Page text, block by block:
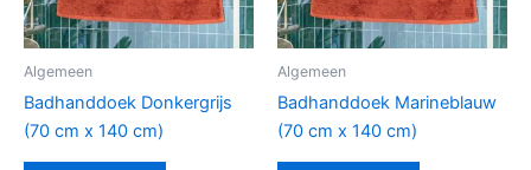
Algemeen
Badhanddoek Donkergrijs
(70 cm x 140 cm)
Algemeen
Badhanddoek Marineblauw
(70 cm x 140 cm)